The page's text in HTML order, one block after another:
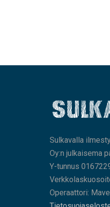
Sulkavalla
Oy:n julkaisema
Y-tunnus
Operaattori: